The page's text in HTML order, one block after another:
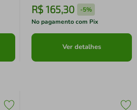
R$ 165,30 -5%
No pagamento com Pix
Ver detalhes